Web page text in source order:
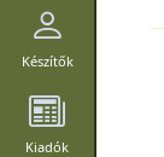
Készítők
Kiadók